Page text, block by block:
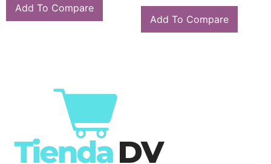
Add To Compare
Add To Compare